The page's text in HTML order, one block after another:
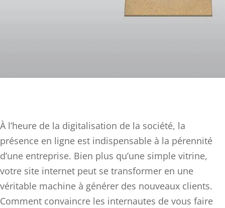
À l’heure de la digitalisation de la société, la
présence en ligne est indispensable à la pérennité
d’une entreprise. Bien plus qu’une simple vitrine,
votre site internet peut se transformer en une
véritable machine à générer des nouveaux clients.
Comment convaincre les internautes de vous faire